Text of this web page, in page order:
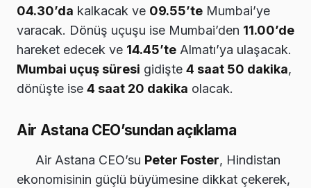
04.30’da kalkacak ve 09.55’te Mumbai’ye
varacak. Dönüş uçuşu ise Mumbai’den 11.00’de
hareket edecek ve 14.45’te Almatı’ya ulaşacak.
Mumbai uçuş süresi gidişte 4 saat 50 dakika,
dönüşte ise 4 saat 20 dakika olacak.
Air Astana CEO’sundan açıklama
Air Astana CEO’su Peter Foster, Hindistan
ekonomisinin güçlü büyümesine dikkat çekerek,